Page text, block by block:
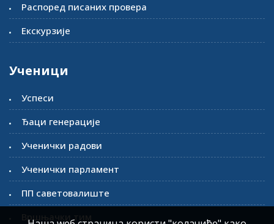
Распоред писаних провера
Екскурзије
Ученици
Успеси
Ђаци генерације
Ученички радови
Ученички парламент
ПП саветовалиште
Вршњачки тим